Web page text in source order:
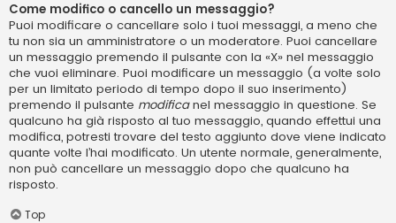
Come modifico o cancello un messaggio?
Puoi modificare o cancellare solo i tuoi messaggi, a meno che
tu non sia un amministratore o un moderatore. Puoi cancellare
un messaggio premendo il pulsante con la «X» nel messaggio
che vuoi eliminare. Puoi modificare un messaggio (a volte solo
per un limitato periodo di tempo dopo il suo inserimento)
premendo il pulsante modificanel messaggio in questione. Se
qualcuno ha già risposto al tuo messaggio, quando effettui una
modifica, potresti trovare del testo aggiunto dove viene indicato
quante volte l’hai modificato. Un utente normale, generalmente,
non può cancellare un messaggio dopo che qualcuno ha
risposto.
Top